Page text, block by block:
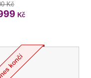
Kč
Kč